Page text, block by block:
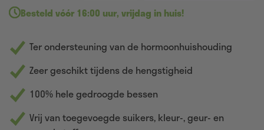
Ter ondersteuning van de hormoonhuishouding
Zeer geschikt tijdens de hengstigheid
100% hele gedroogde bessen
Vrij van toegevoegde suikers, kleur-, geur- en
Besteld vóór 16:00 uur, vrijdag in huis!